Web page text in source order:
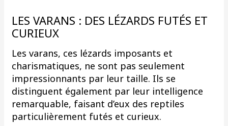
LES VARANS : DES LÉZARDS FUTÉS ET
CURIEUX
Les varans, ces lézards imposants et
charismatiques, ne sont pas seulement
impressionnants par leur taille. Ils se
distinguent également par leur intelligence
remarquable, faisant d’eux des reptiles
particulièrement futés et curieux.